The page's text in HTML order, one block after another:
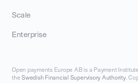
Scale
Enterprise
Open payments Europe AB is a Payment
the Swedish Financial Supervisory Authority.